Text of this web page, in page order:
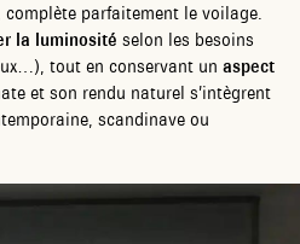
complète parfaitement le voilage.
la luminosité selon les besoins
tout en conservant un aspect
et son rendu naturel s’intègrent
scandinave ou